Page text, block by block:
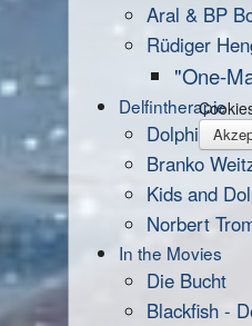
Aral & BP
Rüdiger
"One-
Delfintherapie
Dolphin Aid
Branko
Kids and
Norbert
In the Movies
Die Bucht
Blackfish -